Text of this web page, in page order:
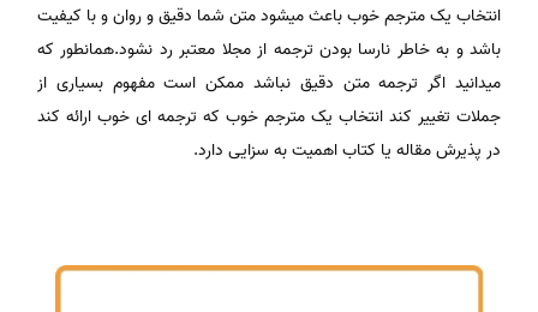
انتخاب یک مترجم خوب باعث میشود متن شما دقیق و روان و با کیفیت
باشد و به خاطر نارسا بودن ترجمه از مجلا معتبر رد نشود.همانطور که
میدانید اگر ترجمه متن دقیق نباشد ممکن است مفهوم بسیاری از
جملات تغییر کند انتخاب یک مترجم خوب که ترجمه ای خوب ارائه کند
در پذیرش مقاله یا کتاب اهمیت به سزایی دارد.